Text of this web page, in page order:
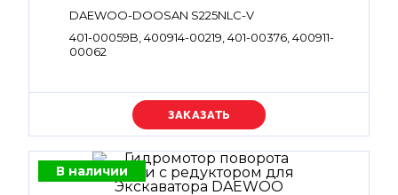
DAEWOO-DOOSAN S225NLC-V
401-00059B, 400914-00219, 401-00376, 400911-
00062
Уточняйте цену
В наличии